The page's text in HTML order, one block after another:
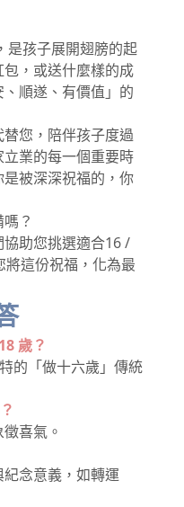
是孩子展開翅膀的起
，或送什麼樣的成
順遂、有價值」的
您，陪伴孩子度過
業的每一個重要時
被深深祝福的，你
？
助您挑選適合16 /
這份祝福，化為最
歲？
的「做十六歲」傳統
喜氣。
念意義，如轉運